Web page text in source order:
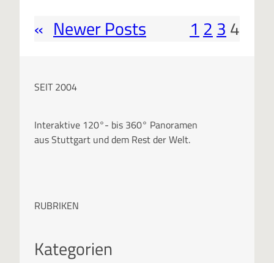
« Newer Posts 1 2 3 4
SEIT 2004
Interaktive 120°- bis 360° Panoramen
aus Stuttgart und dem Rest der Welt.
RUBRIKEN
Kategorien